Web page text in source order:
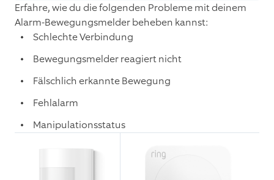
Erfahre, wie du die folgenden Probleme mit deinem
Alarm-Bewegungsmelder beheben kannst:
Schlechte Verbindung
Bewegungsmelder reagiert nicht
Fälschlich erkannte Bewegung
Fehlalarm
Manipulationsstatus